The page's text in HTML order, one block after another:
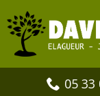
05 33